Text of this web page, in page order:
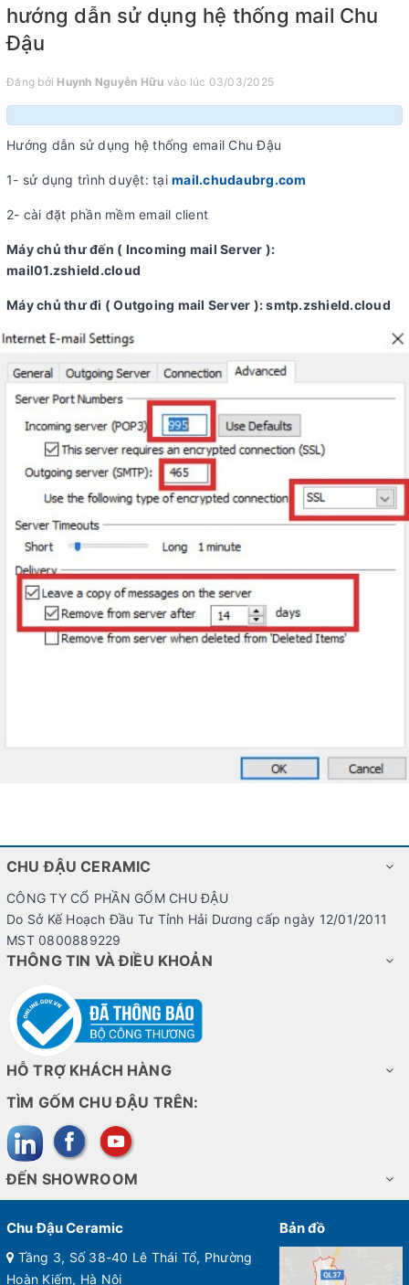
hướng dẫn sử dụng hệ thống mail Chu
Đậu
Đăng bởi Huynh Nguyễn Hữu vào lúc 03/03/2025
Hướng dẫn sử dụng hệ thống email Chu Đậu
1- sử dụng trình duyệt: tại mail.chudaubrg.com
2- cài đặt phần mềm email client
Máy chủ thư đến ( Incoming mail Server ):
mail01.zshield.cloud
Máy chủ thư đi ( Outgoing mail Server ): smtp.zshield.cloud
CHU ĐẬU CERAMIC
CÔNG TY CỔ PHẦN GỐM CHU ĐẬU
Do Sở Kế Hoạch Đầu Tư Tỉnh Hải Dương cấp ngày 12/01/2011
MST 0800889229
THÔNG TIN VÀ ĐIỀU KHOẢN
HỖ TRỢ KHÁCH HÀNG
TÌM GỐM CHU ĐẬU TRÊN:
ĐẾN SHOWROOM
Chu Đậu Ceramic
Tầng 3, Số 38-40 Lê Thái Tổ, Phường
Hoàn Kiếm, Hà Nội
Bản đồ